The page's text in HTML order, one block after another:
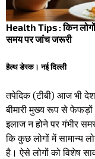
Health Tips : किन लोगों
समय पर जांच जरूरी
हैल्थ डेस्क। नई दिल्ली
तपेदिक (टीबी) आज भी
बीमारी मुख्य रूप से
इलाज न होने पर गंभीर
कि कुछ लोगों में सामान्य
है। ऐसे लोगों को विशेष